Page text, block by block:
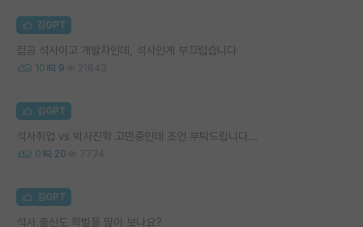
김GPT
컴공 석사이고 개발자인데, 석사인게 부끄럽습니다
10 9 21843
김GPT
석사취업 vs 박사진학 고민중인데 조언 부탁드립니다...
0 20 7774
김GPT
석사 출신도 학벌을 많이 보나요?